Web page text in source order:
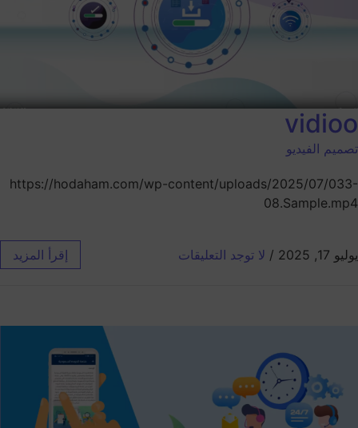
vidioo
تصميم الفيديو
https://hodaham.com/wp-content/uploads/2025/07/033-
08.Sample.mp4
يوليو 17, 2025 / لا توجد التعليقات إقرأ المزيد